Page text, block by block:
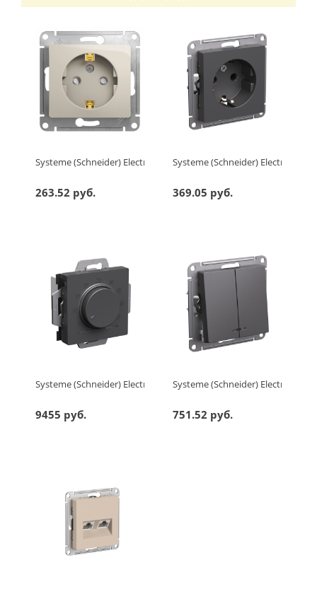
Systeme (Schneider) Electric GLOSSA РОЗЕТКА с
263.52 руб.
Systeme (Schneider) Electric
369.05 руб.
Systeme (Schneider) Electric ATLASDESIGN ТЕРМОСТАТ
9455 руб.
Systeme (Schneider) Electric
751.52 руб.